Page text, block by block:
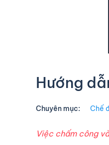
Hướng
Chuyên mục: Chế
Việc chấm công